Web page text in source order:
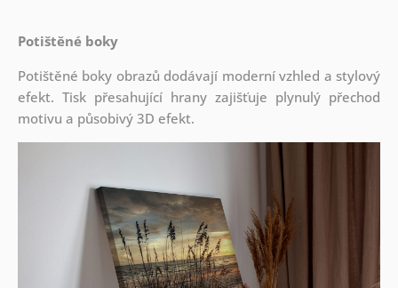
Potištěné boky
Potištěné boky obrazů dodávají moderní vzhled a stylový
efekt. Tisk přesahující hrany zajišťuje plynulý přechod
motivu a působivý 3D efekt.